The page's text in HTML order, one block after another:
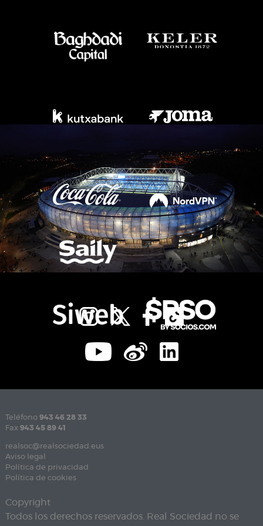
Teléfono 943 46 28 33
Fax 943 45 89 41
realsoc@realsociedad.eus
Aviso legal
Política de privacidad
Política de cookies
Copyright
Todos los derechos reservados. Real Sociedad no se